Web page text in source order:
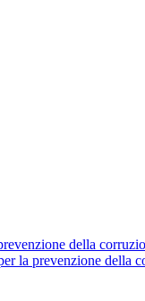
della
la prevenzione della